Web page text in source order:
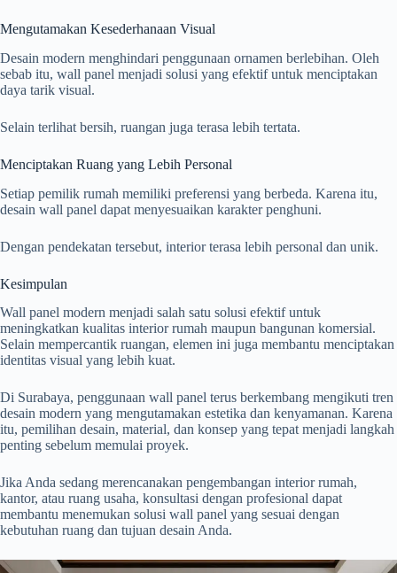
Mengutamakan Kesederhanaan Visual
Desain modern menghindari penggunaan ornamen berlebihan. Oleh
sebab itu, wall panel menjadi solusi yang efektif untuk menciptakan
daya tarik visual.
Selain terlihat bersih, ruangan juga terasa lebih tertata.
Menciptakan Ruang yang Lebih Personal
Setiap pemilik rumah memiliki preferensi yang berbeda. Karena itu,
desain wall panel dapat menyesuaikan karakter penghuni.
Dengan pendekatan tersebut, interior terasa lebih personal dan unik.
Kesimpulan
Wall panel modern menjadi salah satu solusi efektif untuk
meningkatkan kualitas interior rumah maupun bangunan komersial.
Selain mempercantik ruangan, elemen ini juga membantu menciptakan
identitas visual yang lebih kuat.
Di Surabaya, penggunaan wall panel terus berkembang mengikuti tren
desain modern yang mengutamakan estetika dan kenyamanan. Karena
itu, pemilihan desain, material, dan konsep yang tepat menjadi langkah
penting sebelum memulai proyek.
Jika Anda sedang merencanakan pengembangan interior rumah,
kantor, atau ruang usaha, konsultasi dengan profesional dapat
membantu menemukan solusi wall panel yang sesuai dengan
kebutuhan ruang dan tujuan desain Anda.